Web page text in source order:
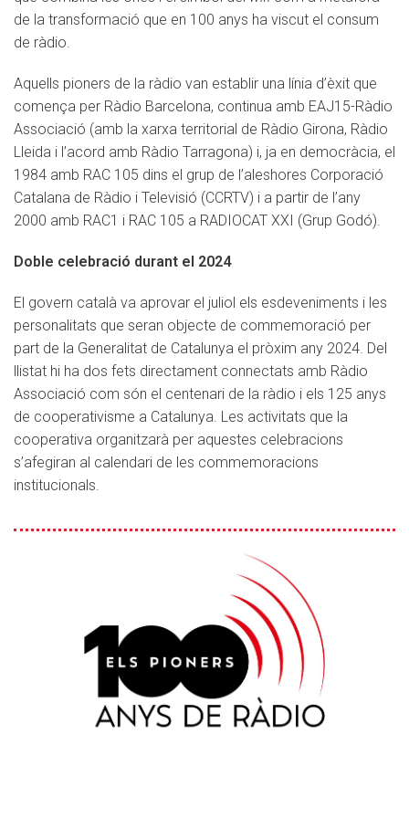
de la transformació que en 100 anys ha viscut el consum
de ràdio.
Aquells pioners de la ràdio van establir una línia d’èxit que
comença per Ràdio Barcelona, continua amb EAJ15-Ràdio
Associació (amb la xarxa territorial de Ràdio Girona, Ràdio
Lleida i l’acord amb Ràdio Tarragona) i, ja en democràcia, el
1984 amb RAC 105 dins el grup de l’aleshores Corporació
Catalana de Ràdio i Televisió (CCRTV) i a partir de l’any
2000 amb RAC1 i RAC 105 a RADIOCAT XXI (Grup Godó).
Doble celebració durant el 2024
El govern català va aprovar el juliol els esdeveniments i les
personalitats que seran objecte de commemoració per
part de la Generalitat de Catalunya el pròxim any 2024. Del
llistat hi ha dos fets directament connectats amb Ràdio
Associació com són el centenari de la ràdio i els 125 anys
de cooperativisme a Catalunya. Les activitats que la
cooperativa organitzarà per aquestes celebracions
s’afegiran al calendari de les commemoracions
institucionals.